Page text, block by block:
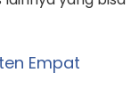
Empat